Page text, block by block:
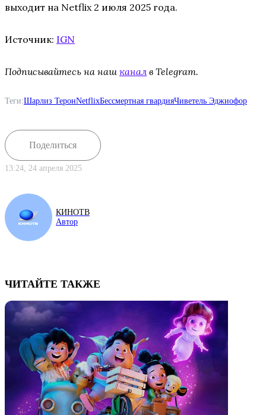
выходит на Netflix 2 июля 2025 года.
Источник: IGN
Подписывайтесь на наш канал в Telegram.
Теги:Шарлиз ТеронNetflixБессмертная гвардияЧиветель Эджиофор
Поделиться
13:24, 24 апреля 2025
КИНОТВ
Автор
ЧИТАЙТЕ ТАКЖЕ